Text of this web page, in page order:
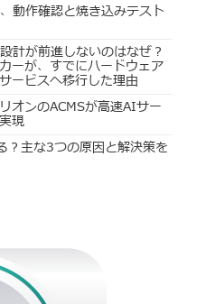
動作確認と焼き込みテスト
計が前進しないのはなぜ？
ーが、すでにハードウェア
ービスへ移行した理由
オンのACMSが高速AIサー
現
？主な3つの原因と解決策を